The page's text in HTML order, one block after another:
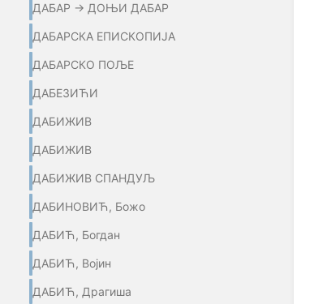
ДАБАР → ДОЊИ ДАБАР
ДАБАРСКА ЕПИСКОПИЈА
ДАБАРСКО ПОЉЕ
ДАБЕЗИЋИ
ДАБИЖИВ
ДАБИЖИВ
ДАБИЖИВ СПАНДУЉ
ДАБИНОВИЋ, Божо
ДАБИЋ, Богдан
ДАБИЋ, Војин
ДАБИЋ, Драгиша